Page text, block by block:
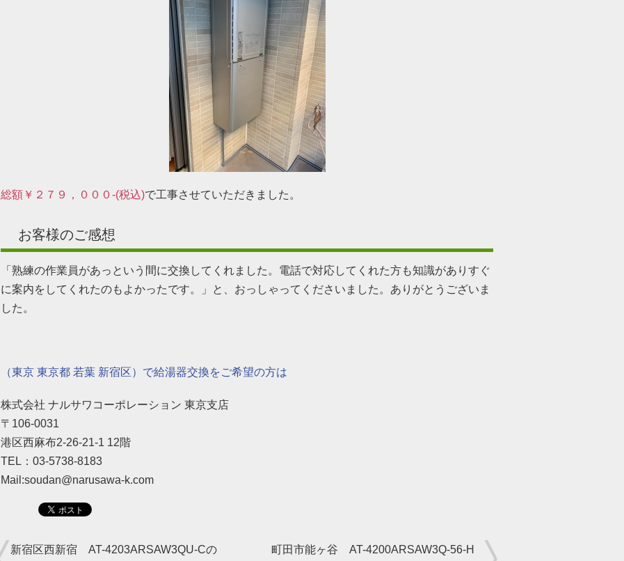
総額￥２７９，０００-(税込)で工事させていただきました。
お客様のご感想
「熟練の作業員があっという間に交換してくれました。電話で対応してくれた方も知識がありすぐ
に案内をしてくれたのもよかったです。」と、おっしゃってくださいました。ありがとうございま
した。
（東京 東京都 若葉 新宿区）で給湯器交換をご希望の方は
株式会社 ナルサワコーポレーション 東京支店
〒106-0031
港区西麻布2-26-21-1 12階
TEL：03-5738-8183
Mail:soudan@narusawa-k.com
新宿区西新宿 AT-4203ARSAW3QU-Cの
町田市能ヶ谷 AT-4200ARSAW3Q-56-H